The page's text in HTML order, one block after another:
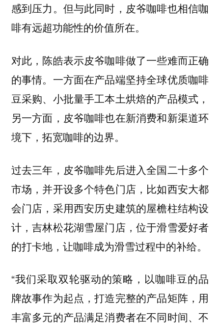
感到压力。但与此同时，皮爷咖啡也相信咖
啡有远超功能性的价值所在。
对此，陈皓表示皮爷咖啡做了一些难而正确
的事情。一方面在产品端坚持全球优质咖啡
豆采购、小批量手工本土烘焙的产品模式，
另一方面，皮爷咖啡也在新消费和新渠道环
境下，拓宽咖啡的边界。
过去三年，皮爷咖啡先后进入全国二十多个
市场，并开设多个特色门店，比如西安大都
会门店，采用西安历史建筑的屋檐柱结构设
计，吉林松花湖雪屋门店，位于滑雪爱好者
的打卡地，让咖啡成为滑雪过程中的补给。
“我们采取双轮驱动的策略，以咖啡豆的品
牌故事作为起点，打造完整的产品矩阵，用
丰富多元的产品满足消费者在不同时间、不